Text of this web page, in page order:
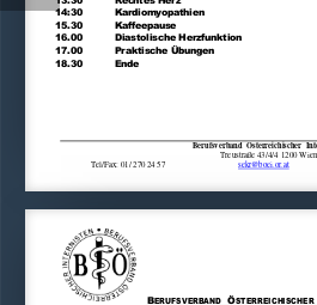
Berufsverband Österreichischer
Treustraße 43/4/4  1200 Wien
sekr@boei.or.at
Tel/Fax: 01/ 270 24 57
14:30
Kardiomyopathien
15.30
Kaffeepause
16.00
Diastolische Herzfunktion
17.00
Praktische Übungen
18.30
Ende
BERUFSVERBAND ÖSTERREICHISCHER